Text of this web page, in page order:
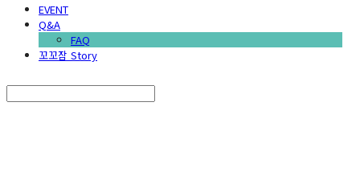
EVENT
Q&A
FAQ
꼬꼬잠 Story